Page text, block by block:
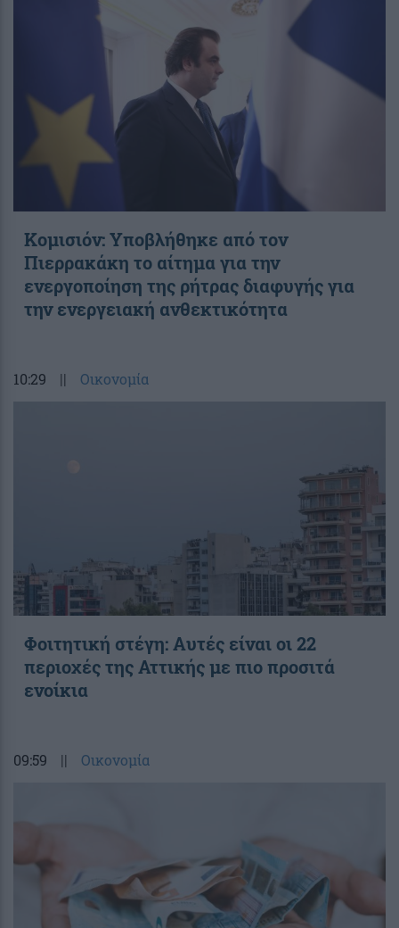
Κομισιόν: Υποβλήθηκε από τον
Πιερρακάκη το αίτημα για την
ενεργοποίηση της ρήτρας διαφυγής για
την ενεργειακή ανθεκτικότητα
10:29 || Οικονομία
Φοιτητική στέγη: Aυτές είναι οι 22
περιοχές της Αττικής με πιο προσιτά
ενοίκια
09:59 || Οικονομία